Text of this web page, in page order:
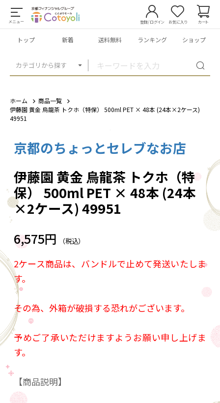
メニュー
カテゴリから探す
登録/ログイン お気に入り カート
トップ 新着 送料無料 ランキング ショップ
ホーム
商品一覧
伊藤園 黄金 烏龍茶 トクホ（特保） 500ml PET × 48本 (24本×2ケース)
49951
京都のちょっとセレブなお店
伊藤園 黄金 烏龍茶 トクホ（特
保） 500ml PET × 48本 (24本
×2ケース) 49951
6,575円 （税込）
2ケース商品は、バンドルで止めて発送いたしま
す。
その為、外箱が破損する恐れがございます。
予めご了承いただけますようお願い申し上げま
す。
【商品説明】